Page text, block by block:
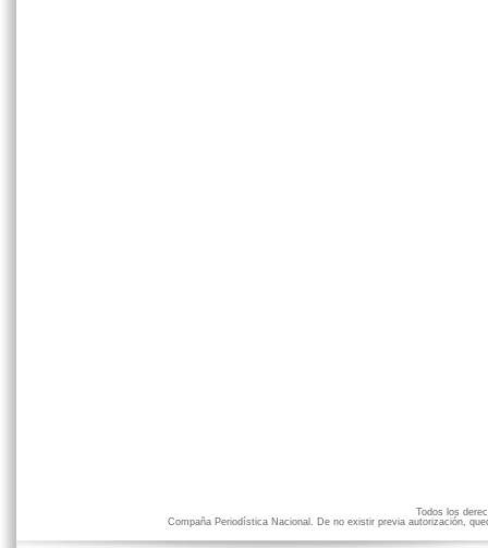
Todos los
Compaña Periodística Nacional. De no existir previa autorización,